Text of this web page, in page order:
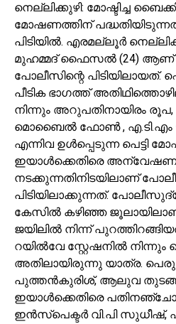
നെല്ലിക്കുഴി: മോഷ്ടിച്ച
മോഷണത്തിന്
പിടിയിൽ. എരമല്ലൂർ
മുഹമ്മദ് ഫൈസൽ (24) ആണ്
പോലീസിന്റെ
പീടിക ഭാഗത്ത്
നിന്നും അറുപതിനായിരം
മൊബൈൽ ഫോൺ , എ.ടി.എം
എന്നിവ ഉൾപ്പെടുന്ന പെട്ടി
ഇയാൾക്കെതിരെ
നടക്കുന്നതിനിടയിലാണ്
പിടിയിലാക്കുന്നത്.
കേസിൽ കഴിഞ്ഞ
ജയിലിൽ നിന്ന്
റയിൽവേ സ്റ്റേഷനിൽ നിന്നും
അതിലായിരുന്നു യാത്ര.
പുത്തൻകുരിശ്, ആലുവ
ഇയാൾക്കെതിരെ
ഇൻസ്പെക്ടർ വി.പി